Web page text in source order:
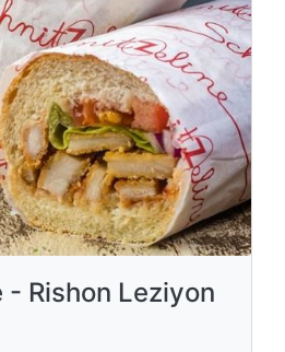
Rishon Leziyon